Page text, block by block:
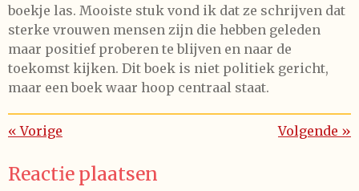
boekje las. Mooiste stuk vond ik dat ze schrijven dat
sterke vrouwen mensen zijn die hebben geleden
maar positief proberen te blijven en naar de
toekomst kijken. Dit boek is niet politiek gericht,
maar een boek waar hoop centraal staat.
«Vorige Volgende »
Reactie plaatsen